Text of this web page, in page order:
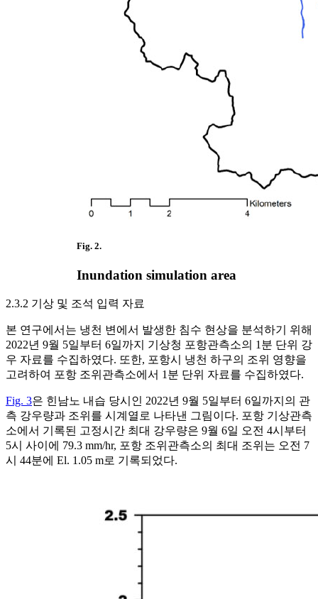
Fig. 2.
Inundation simulation area
2.3.2 기상 및 조석 입력 자료
본 연구에서는 냉천 변에서 발생한 침수 현상을 분석하기 위해
2022년 9월 5일부터 6일까지 기상청 포항관측소의 1분 단위 강
우 자료를 수집하였다. 또한, 포항시 냉천 하구의 조위 영향을
고려하여 포항 조위관측소에서 1분 단위 자료를 수집하였다.
Fig. 3은 힌남노 내습 당시인 2022년 9월 5일부터 6일까지의 관
측 강우량과 조위를 시계열로 나타낸 그림이다. 포항 기상관측
소에서 기록된 고정시간 최대 강우량은 9월 6일 오전 4시부터
5시 사이에 79.3 mm/hr, 포항 조위관측소의 최대 조위는 오전 7
시 44분에 El. 1.05 m로 기록되었다.